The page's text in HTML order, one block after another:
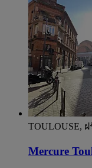
TOULOUSE, ฝ
Mercure